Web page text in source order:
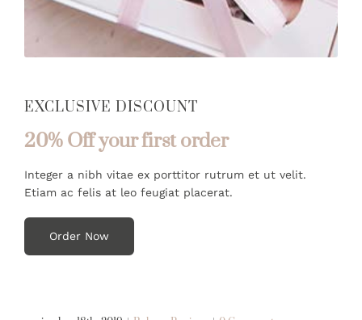
EXCLUSIVE DISCOUNT
20% Off your first order
Integer a nibh vitae ex porttitor rutrum et ut velit.
Etiam ac felis at leo feugiat placerat.
Order Now